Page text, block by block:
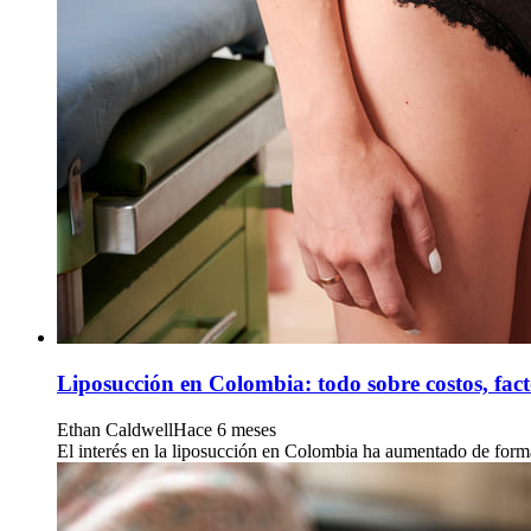
Liposucción en Colombia: todo sobre costos,
Ethan CaldwellHace 6 meses
El interés en la liposucción en Colombia ha aumentado de